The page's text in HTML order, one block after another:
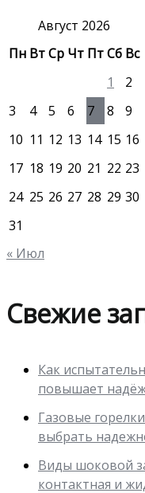
Август 2026
Пн ВтСр Чт ПтСб Вс
1
2
3
4 5 6 7 8
9
10 11 12 13 14 15 16
17 18 19 20 21 22 23
24 25 26 27 28 29 30
31
« Июл
Свежие
Как
повышает
Газовые
выбрать
Виды шоковой
контактная и